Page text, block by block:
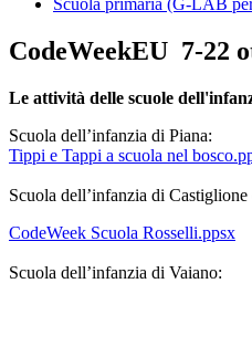
CodeWeekEU 7-22
Le attività delle scuole
Scuola dell’infanzia di Piana:
Tippi e Tappi a scuola nel
Scuola dell’infanzia di
CodeWeek Scuola Rosselli.ppsx
Scuola dell’infanzia di Vaiano: